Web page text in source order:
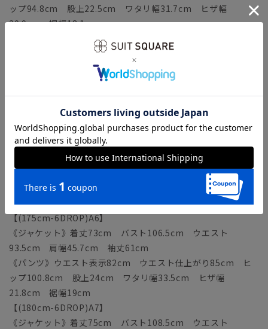
ップ94.8cm 股上22.5cm ワタリ幅31.7cm ヒザ幅
20.9cm 裾幅18.1cm
【(165cm-6DROP)A4】
《ジャケット》着丈69cm バスト102.5cm ウエスト
89.5cm 肩幅44.3cm 袖丈58cm
《パンツ》ウエスト表示78cm ウエスト仕上がり81cm ヒ
ップ96.8cm 股上23cm ワタリ幅32.3cm ヒザ幅
21.2cm 裾幅18.4cm
【(170cm-6DROP)A5】
《ジャケット》着丈71cm バスト104.5cm ウエスト
91.5cm 肩幅45cm 袖丈59.5cm
《パンツ》ウエスト表示80cm ウエスト仕上がり83cm ヒ
ップ98.8cm 股上23.5cm ワタリ幅32.9cm ヒザ幅
21.5cm 裾幅18.7cm
【(175cm-6DROP)A6】
《ジャケット》着丈73cm バスト106.5cm ウエスト
93.5cm 肩幅45.7cm 袖丈61cm
《パンツ》ウエスト表示82cm ウエスト仕上がり85cm ヒ
ップ100.8cm 股上24cm ワタリ幅33.5cm ヒザ幅
21.8cm 裾幅19cm
【(180cm-6DROP)A7】
《ジャケット》着丈75cm バスト108.5cm ウエスト